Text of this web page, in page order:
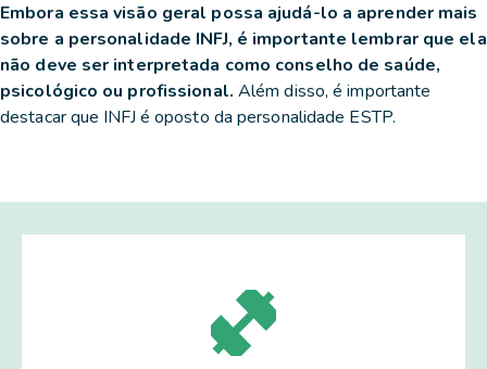
Embora essa visão geral possa ajudá-lo a aprender mais
sobre a personalidade INFJ, é importante lembrar que ela
não deve ser interpretada como conselho de saúde,
psicológico ou profissional. Além disso, é importante
destacar que INFJ é oposto da personalidade ESTP.